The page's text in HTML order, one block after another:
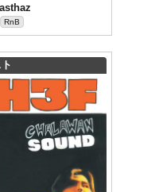
RnB